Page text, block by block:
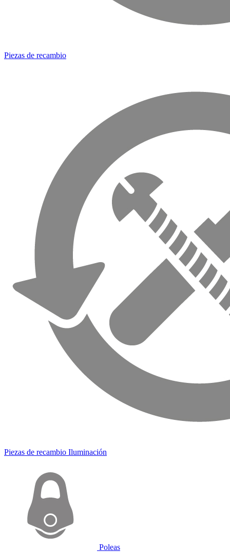
Piezas de recambio
Piezas de recambio Iluminación
Poleas